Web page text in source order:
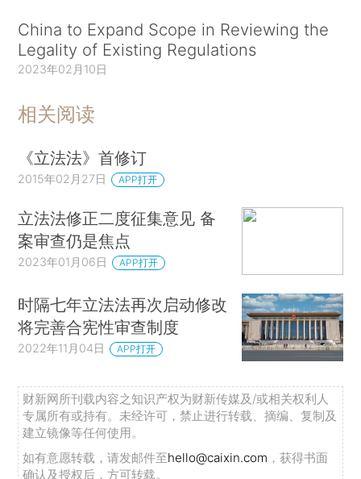
China to Expand Scope in Reviewing the
Legality of Existing Regulations
2023年02月10日
相关阅读
《立法法》首修订
2015年02月27日 APP打开
立法法修正二度征集意见 备
案审查仍是焦点
2023年01月06日 APP打开
时隔七年立法法再次启动修改
将完善合宪性审查制度
2022年11月04日 APP打开
财新网所刊载内容之知识产权为财新传媒及/或相关权利人
专属所有或持有。未经许可，禁止进行转载、摘编、复制及
建立镜像等任何使用。
如有意愿转载，请发邮件至hello@caixin.com ，获得书面
确认及授权后，方可转载。